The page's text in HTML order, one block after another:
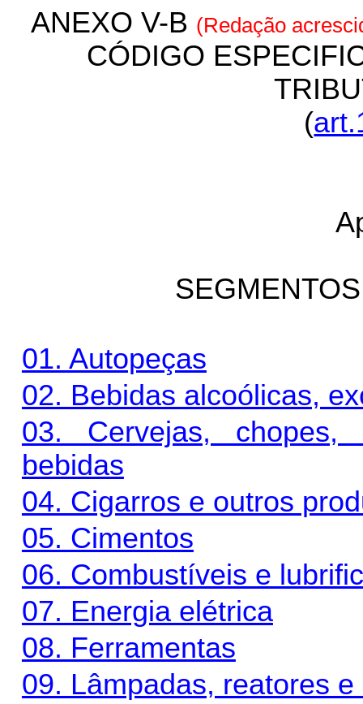
ANEXO V-B (Redação
CÓDIGO
(
01. Autopeças
02. Bebidas alcoólicas,
03. Cervejas, chopes,
bebidas
04. Cigarros e outros
05. Cimentos
06. Combustíveis e
07. Energia elétrica
08. Ferramentas
09. Lâmpadas, reatores e